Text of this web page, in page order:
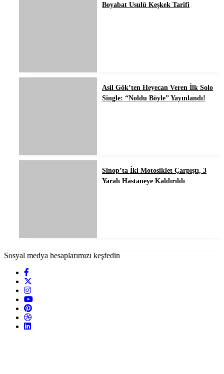
Boyabat Usulü Keşkek Tarifi
Asil Gök’ten Heyecan Veren İlk Solo
Single: “Noldu Böyle” Yayınlandı!
Sinop’ta İki Motosiklet Çarpıştı, 3
Yaralı Hastaneye Kaldırıldı
Sosyal medya hesaplarımızı keşfedin